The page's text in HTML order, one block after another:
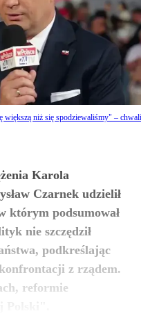
większą niż się spodziewaliśmy" – chwali
Karola
Czarnek udzielił
którym podsumował
nie szczędził
podkreślając
z rządem.
reformie
więcej